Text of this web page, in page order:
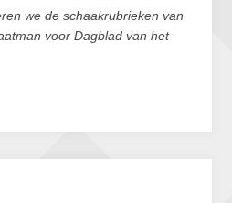
we de schaakrubrieken van
voor Dagblad van het